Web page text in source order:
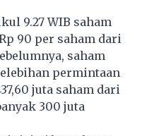
9.27 WIB saham
90 per saham dari
saham
permintaan
juta saham dari
300 juta